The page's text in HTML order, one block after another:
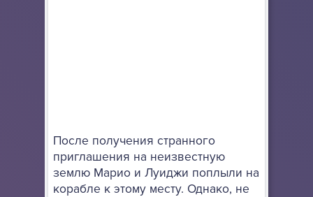
После получения странного
приглашения на неизвестную
землю Марио и Луиджи поплыли на
корабле к этому месту. Однако, не